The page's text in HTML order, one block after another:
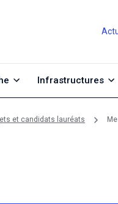
Infrastructures
et candidats lauréats